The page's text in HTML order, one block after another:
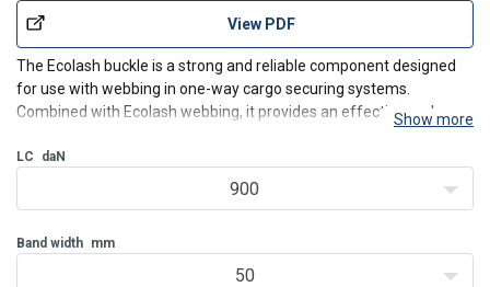
View PDF
The Ecolash buckle is a strong and reliable component designed
for use with webbing in one-way cargo securing systems.
Combined with Ecolash webbing, it provides an effective and
reusable systems cannot be applied.
Show more
LC daN
900
Band width mm
50